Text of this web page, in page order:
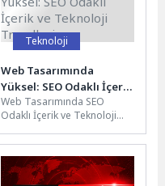
Teknoloji
Web Tasarımında
Yüksel: SEO Odaklı İçerik
ve Teknoloji Trendleri
Web Tasarımında SEO
Odaklı İçerik ve Teknoloji
günümüzde hızlı açılması,
web performansı...